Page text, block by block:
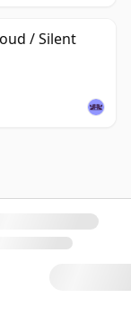
/ Silent